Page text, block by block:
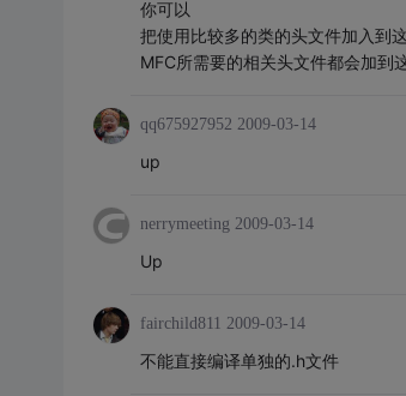
你可以
把使用比较多的类的头文件加入到
MFC所需要的相关头文件都会加到
qq675927952 2009-03-14
up
nerrymeeting 2009-03-14
Up
fairchild811 2009-03-14
不能直接编译单独的.h文件